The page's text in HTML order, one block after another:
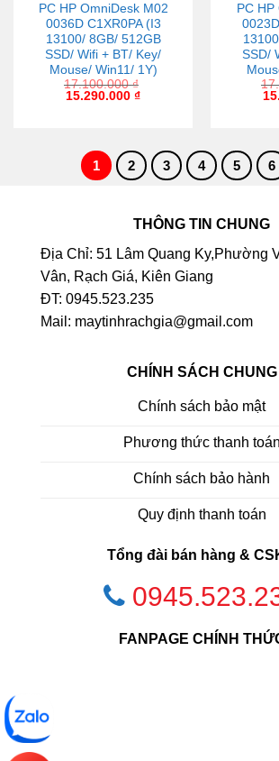
PC HP OmniDesk M02
0036D C1XR0PA (I3
13100/ 8GB/ 512GB
SSD/ Wifi + BT/ Key/
Mouse/ Win11/ 1Y)
17.100.000₫
15.290.000 ₫
PC HP
SSD/
1 2 3 4 5 6
THÔNG TIN CHUNG
Địa Chỉ: 51 Lâm Quang Ky,Phường
Vân, Rạch Giá, Kiên Giang
ĐT: 0945.523.235
Mail: maytinhrachgia@gmail.com
CHÍNH SÁCH CHUNG
Chính sách bảo mật
Phương thức thanh toán
Chính sách bảo hành
Quy định thanh toán
Tổng đài bán hàng &
FANPAGE CHÍNH